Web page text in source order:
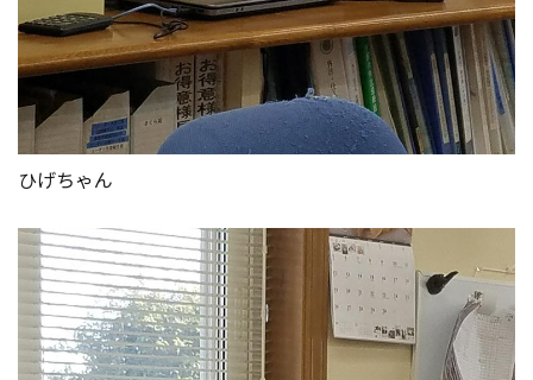
ひげちゃん